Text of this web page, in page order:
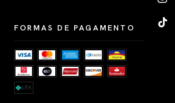
FORMAS DE PAGAMENTO